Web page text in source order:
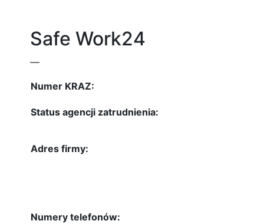
Safe Work24
—
Numer KRAZ:
Status agencji zatrudnienia:
Adres firmy:
Numery telefonów: